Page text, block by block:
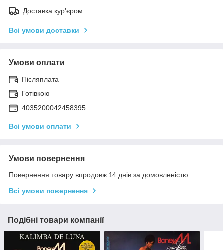
Доставка кур'єром
Всі умови доставки
Умови оплати
Післяплата
Готівкою
4035200042458395
Всі умови оплати
Умови повернення
Повернення товару впродовж 14 днів за домовленістю
Всі умови повернення
Подібні товари компанії